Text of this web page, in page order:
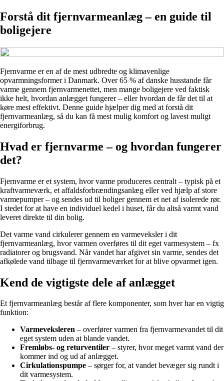
Forstå dit fjernvarmeanlæg – en guide til
boligejere
Fjernvarme er en af de mest udbredte og klimavenlige
opvarmningsformer i Danmark. Over 65 % af danske husstande får
varme gennem fjernvarmenettet, men mange boligejere ved faktisk
ikke helt, hvordan anlægget fungerer – eller hvordan de får det til at
køre mest effektivt. Denne guide hjælper dig med at forstå dit
fjernvarmeanlæg, så du kan få mest mulig komfort og lavest muligt
energiforbrug.
Hvad er fjernvarme – og hvordan fungerer
det?
Fjernvarme er et system, hvor varme produceres centralt – typisk på et
kraftvarmeværk, et affaldsforbrændingsanlæg eller ved hjælp af store
varmepumper – og sendes ud til boliger gennem et net af isolerede rør.
I stedet for at have en individuel kedel i huset, får du altså varmt vand
leveret direkte til din bolig.
Det varme vand cirkulerer gennem en varmeveksler i dit
fjernvarmeanlæg, hvor varmen overføres til dit eget varmesystem – fx
radiatorer og brugsvand. Når vandet har afgivet sin varme, sendes det
afkølede vand tilbage til fjernvarmeværket for at blive opvarmet igen.
Kend de vigtigste dele af anlægget
Et fjernvarmeanlæg består af flere komponenter, som hver har en vigtig
funktion:
Varmeveksleren – overfører varmen fra fjernvarmevandet til dit
eget system uden at blande vandet.
Fremløbs- og returventiler – styrer, hvor meget varmt vand der
kommer ind og ud af anlægget.
Cirkulationspumpe – sørger for, at vandet bevæger sig rundt i
dit varmesystem.